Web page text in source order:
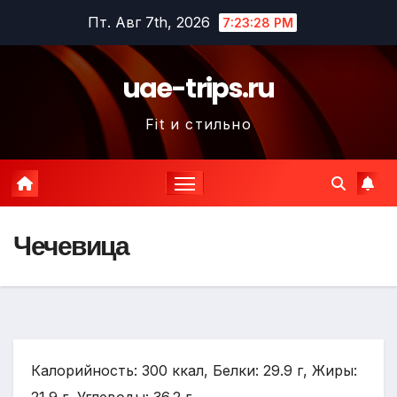
содержимому
Пт. Авг 7th, 2026 7:23:29 PM
uae-trips.ru
Fit и стильно
Чечевица
Калорийность: 300 ккал, Белки: 29.9 г, Жиры: